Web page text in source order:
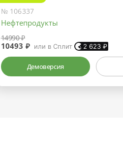
№ 106337
Нефтепродукты
14990 ₽
10493 ₽ или в Сплит 2 623₽
Демоверсия